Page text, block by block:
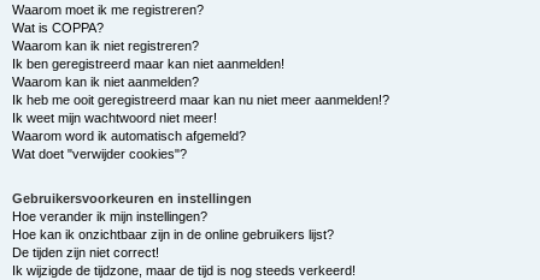
Waarom moet ik me registreren?
Wat is COPPA?
Waarom kan ik niet registreren?
Ik ben geregistreerd maar kan niet aanmelden!
Waarom kan ik niet aanmelden?
Ik heb me ooit geregistreerd maar kan nu niet meer aanmelden!?
Ik weet mijn wachtwoord niet meer!
Waarom word ik automatisch afgemeld?
Wat doet "verwijder cookies"?
Gebruikersvoorkeuren en instellingen
Hoe verander ik mijn instellingen?
Hoe kan ik onzichtbaar zijn in de online gebruikers lijst?
De tijden zijn niet correct!
Ik wijzigde de tijdzone, maar de tijd is nog steeds verkeerd!